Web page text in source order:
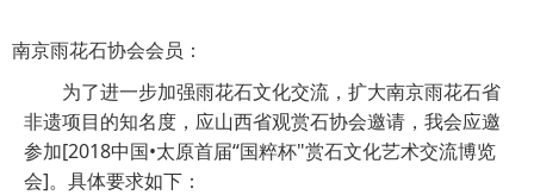
南京雨花石协会会员：
为了进一步加强雨花石文化交流，扩大南京雨花石省
非遗项目的知名度，应山西省观赏石协会邀请，我会应邀
参加[2018中国•太原首届“国粹杯"赏石文化艺术交流博览
会]。具体要求如下：